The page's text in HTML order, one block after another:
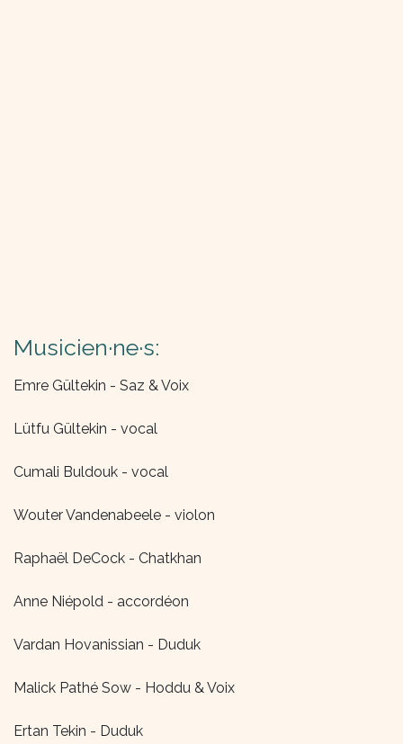
Musicien·ne·s:
Emre Gültekin - Saz & Voix
Lütfu Gültekin - vocal
Cumali Buldouk - vocal
Wouter Vandenabeele - violon
Raphaël DeCock - Chatkhan
Anne Niépold - accordéon
Vardan Hovanissian - Duduk
Malick Pathé Sow - Hoddu & Voix
Ertan Tekin - Duduk